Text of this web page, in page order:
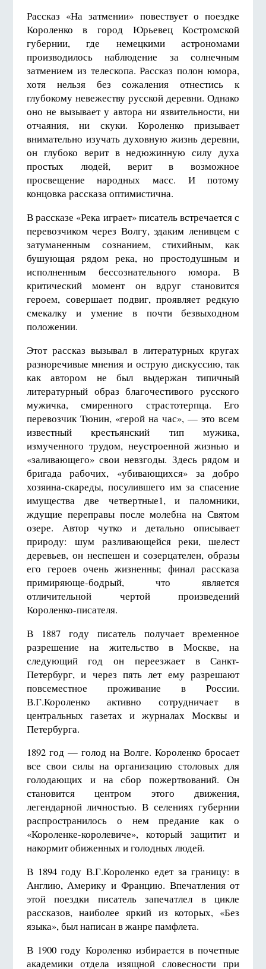
Рассказ «На затмении» повествует о поездке
Короленко в город Юрьевец Костромской
губернии, где немецкими астрономами
производилось наблюдение за солнечным
затмением из телескопа. Рассказ полон юмора,
хотя нельзя без сожаления отнестись к
глубокому невежеству русской деревни. Однако
оно не вызывает у автора ни язвительности, ни
отчаяния, ни скуки. Короленко призывает
внимательно изучать духовную жизнь деревни,
он глубоко верит в недюжинную силу духа
простых людей, верит в возможное
просвещение народных масс. И потому
концовка рассказа оптимистична.
В рассказе «Река играет» писатель встречается с
перевозчиком через Волгу, эдаким ленивцем с
затуманенным сознанием, стихийным, как
бушующая рядом река, но простодушным и
исполненным бессознательного юмора. В
критический момент он вдруг становится
героем, совершает подвиг, проявляет редкую
смекалку и умение в почти безвыходном
положении.
Этот рассказ вызывал в литературных кругах
разноречивые мнения и острую дискуссию, так
как автором не был выдержан типичный
литературный образ благочестивого русского
мужичка, смиренного страстотерпца. Его
перевозчик Тюнин, «герой на час», — это всем
известный крестьянский тип мужика,
измученного трудом, неустроенной жизнью и
«заливающего» свои невзгоды. Здесь рядом и
бригада рабочих, «убивающихся» за добро
хозяина-скареды, посулившего им за спасение
имущества две четвертные1, и паломники,
ждущие переправы после молебна на Святом
озере. Автор чутко и детально описывает
природу: шум разливающейся реки, шелест
деревьев, он неспешен и созерцателен, образы
его героев очень жизненны; финал рассказа
примиряюще-бодрый, что является
отличительной чертой произведений
Короленко-писателя.
В 1887 году писатель получает временное
разрешение на жительство в Москве, на
следующий год он переезжает в Санкт-
Петербург, и через пять лет ему разрешают
повсеместное проживание в России.
В.Г.Короленко активно сотрудничает в
центральных газетах и журналах Москвы и
Петербурга.
1892 год — голод на Волге. Короленко бросает
все свои силы на организацию столовых для
голодающих и на сбор пожертвований. Он
становится центром этого движения,
легендарной личностью. В селениях губернии
распространилось о нем предание как о
«Короленке-королевиче», который защитит и
накормит обиженных и голодных людей.
В 1894 году В.Г.Короленко едет за границу: в
Англию, Америку и Францию. Впечатления от
этой поездки писатель запечатлел в цикле
рассказов, наиболее яркий из которых, «Без
языка», был написан в жанре памфлета.
В 1900 году Короленко избирается в почетные
академики отдела изящной словесности при